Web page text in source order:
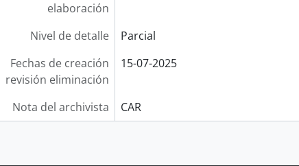
elaboración
Nivel de detalle
Parcial
Fechas de creación
revisión eliminación
15-07-2025
Nota del archivista CAR